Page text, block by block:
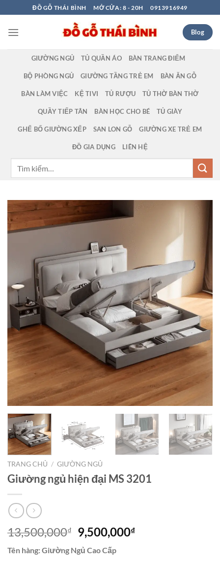
qua
nội
ĐỒ GỖ THÁI BÌNH MỞ CỬA: 8 - 20H 0913916949
Blog
GIƯỜNG NGỦ TỦ QUẦN ÁO BÀN TRANG ĐIỂM
BỘ PHÒNG NGỦ GIƯỜNG TẦNG TRẺ EM BÀN ĂN GỖ
BÀN LÀM VIỆC KỆ TIVI TỦ RƯỢU TỦ THỜ BÀN THỜ
QUẦY TIẾP TÂN BÀN HỌC CHO BÉ TỦ GIÀY
GHẾ BỐ GIƯỜNG XẾP SAN LON GỖ GIƯỜNG XE TRẺ EM
ĐỒ GIA DỤNG LIÊN HỆ
TRANG CHỦ / GIƯỜNG NGỦ
Giường ngủ hiện đại MS 3201
13,500,000₫
Giá
gốc
là:
9,500,000₫Giá
Tên hàng: Giường Ngủ Cao Cấp